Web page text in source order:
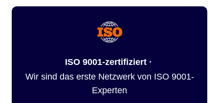
ISO 9001-zertifiziert ·
Wir sind das erste Netzwerk von ISO 9001-
Experten